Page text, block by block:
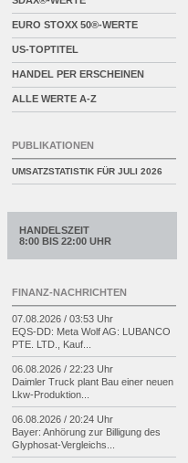
EURO STOXX 50®-WERTE
US-TOPTITEL
HANDEL PER ERSCHEINEN
ALLE WERTE A-Z
PUBLIKATIONEN
UMSATZSTATISTIK FÜR JULI 2026
HANDELSZEIT
8:00 BIS 22:00 UHR
FINANZ-NACHRICHTEN
07.08.2026 / 03:53 Uhr
EQS-DD: Meta Wolf AG: LUBANCO
PTE. LTD., Kauf...
06.08.2026 / 22:23 Uhr
Daimler Truck plant Bau einer neuen
Lkw-Produktion...
06.08.2026 / 20:24 Uhr
Bayer: Anhörung zur Billigung des
Glyphosat-Vergleichs...